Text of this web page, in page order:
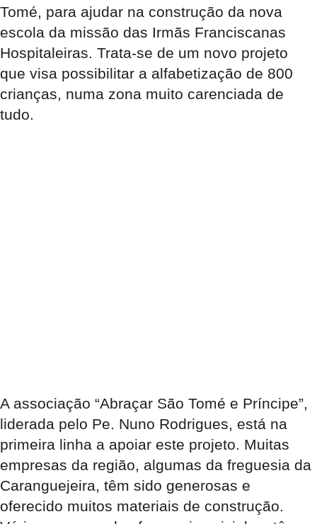
Tomé, para ajudar na construção da nova
escola da missão das Irmãs Franciscanas
Hospitaleiras. Trata-se de um novo projeto
que visa possibilitar a alfabetização de 800
crianças, numa zona muito carenciada de
tudo.
A associação “Abraçar São Tomé e Príncipe”,
liderada pelo Pe. Nuno Rodrigues, está na
primeira linha a apoiar este projeto. Muitas
empresas da região, algumas da freguesia da
Caranguejeira, têm sido generosas e
oferecido muitos materiais de construção.